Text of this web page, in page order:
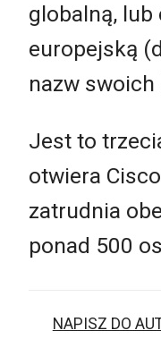
globalną,
europejską
nazw
Jest to
otwiera
zatrudnia
ponad 500
NAPISZ DO